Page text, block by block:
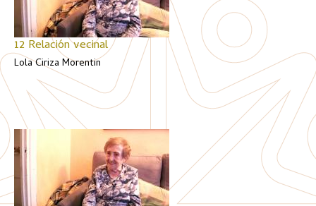
12 Relación vecinal
Lola Ciriza Morentin